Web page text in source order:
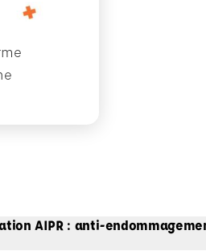
AIPR : anti-